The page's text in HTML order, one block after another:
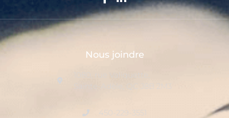
Nous joindre
450-229-3551